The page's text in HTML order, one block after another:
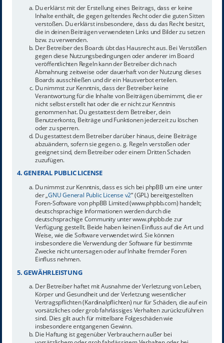
Du erklärst mit der Erstellung eines Beitrags, dass er keine
Inhalte enthält, die gegen geltendes Recht oder die guten Sitten
verstoßen. Du erklärst insbesondere, dass du das Recht besitzt,
die in deinen Beiträgen verwendeten Links und Bilder zu setzen
bzw. zu verwenden.
Der Betreiber des Boards übt das Hausrecht aus. Bei Verstößen
gegen diese Nutzungsbedingungen oder anderer im Board
veröffentlichten Regeln kann der Betreiber dich nach
Abmahnung zeitweise oder dauerhaft von der Nutzung dieses
Boards ausschließen und dir ein Hausverbot erteilen.
Du nimmst zur Kenntnis, dass der Betreiber keine
Verantwortung für die Inhalte von Beiträgen übernimmt, die er
nicht selbst erstellt hat oder die er nicht zur Kenntnis
genommen hat. Du gestattest dem Betreiber, dein
Benutzerkonto, Beiträge und Funktionen jederzeit zu löschen
oder zu sperren.
Du gestattest dem Betreiber darüber hinaus, deine Beiträge
abzuändern, sofern sie gegen o. g. Regeln verstoßen oder
geeignet sind, dem Betreiber oder einem Dritten Schaden
zuzufügen.
4. GENERAL PUBLIC LICENSE
Du nimmst zur Kenntnis, dass es sich bei phpBB um eine unter
der „GNU General Public License v2“ (GPL) bereitgestellten
Foren-Software von phpBB Limited (www.phpbb.com) handelt;
deutschsprachige Informationen werden durch die
deutschsprachige Community unter www.phpbb.de zur
Verfügung gestellt. Beide haben keinen Einfluss auf die Art und
Weise, wie die Software verwendet wird. Sie können
insbesondere die Verwendung der Software für bestimmte
Zwecke nicht untersagen oder auf Inhalte fremder Foren
Einfluss nehmen.
5. GEWÄHRLEISTUNG
Der Betreiber haftet mit Ausnahme der Verletzung von Leben,
Körper und Gesundheit und der Verletzung wesentlicher
Vertragspflichten (Kardinalpflichten) nur für Schäden, die auf ein
vorsätzliches oder grob fahrlässiges Verhalten zurückzuführen
sind. Dies gilt auch für mittelbare Folgeschäden wie
insbesondere entgangenen Gewinn.
Die Haftung ist gegenüber Verbrauchern außer bei